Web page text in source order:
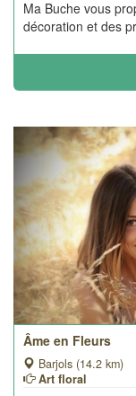
Ma Buche vous
décoration et des
Âme en Fleurs
Barjols (14.2 km)
Art floral